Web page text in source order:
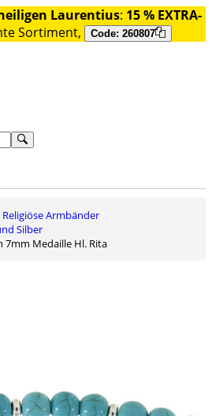
Laurentius: 15 % EXTRA-
Sortiment, Code: 260807
Religiöse Armbänder
Silber
7mm Medaille Hl. Rita